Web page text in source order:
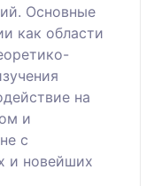
Основные
как области
на
и
с
и новейших